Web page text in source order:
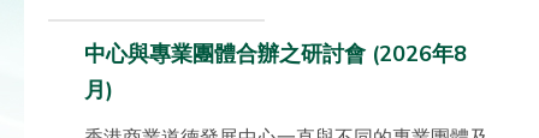
中心與專業團體合辦之研討會 (2026年8
月)